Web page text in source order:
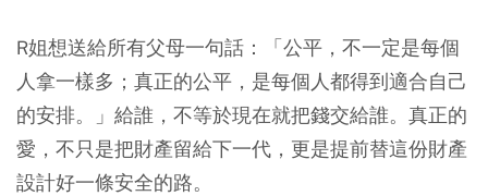
R姐想送給所有父母一句話：「公平，不一定是每個
人拿一樣多；真正的公平，是每個人都得到適合自己
的安排。」給誰，不等於現在就把錢交給誰。真正的
愛，不只是把財產留給下一代，更是提前替這份財產
設計好一條安全的路。